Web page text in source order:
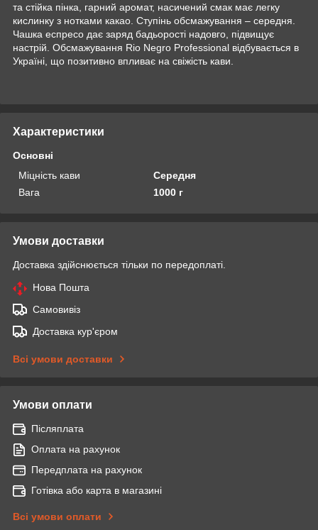
та стійка пінка, гарний аромат, насичений смак має легку
кислинку з нотками какао. Ступінь обсмажування – середня.
Чашка еспресо дає заряд бадьорості надовго, підвищує
настрій. Обсмажування Rio Negro Professional відбувається в
Україні, що позитивно впливає на свіжість кави.
Характеристики
Основні
Міцність кави
Середня
Вага
1000 г
Умови доставки
Доставка здійснюється тільки по передоплаті.
Нова Пошта
Самовивіз
Доставка кур'єром
Всі умови доставки
Умови оплати
Післяплата
Оплата на рахунок
Передплата на рахунок
Готівка або карта в магазині
Всі умови оплати